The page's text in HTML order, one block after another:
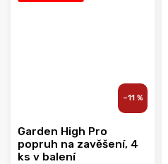
–11 %
Garden High Pro
popruh na zavěšení, 4
ks v balení